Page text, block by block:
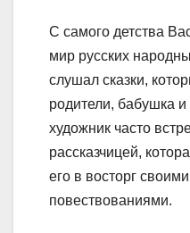
С самого детства
мир русских
слушал сказки,
родители, бабушка
художник часто
рассказчицей,
его в восторг
повествованиями.